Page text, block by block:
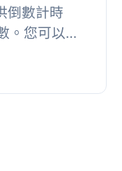
倒數計時
。您可以選
寸、背景顏